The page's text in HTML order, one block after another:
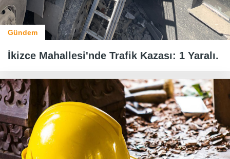
Gündem
İkizce Mahallesi'nde Trafik Kazası: 1 Yaralı.